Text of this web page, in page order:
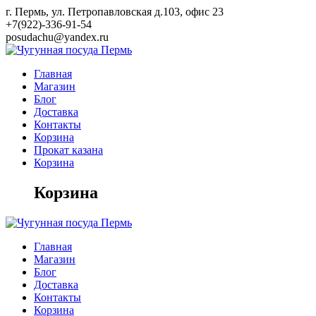
Skip
to
content
г. Пермь, ул. Петропавловская д.103, офис 23
+7(922)-336-91-54
posudachu@yandex.ru
Главная
Магазин
Блог
Доставка
Контакты
Корзина
Прокат казана
Корзина
Корзина
Главная
Магазин
Блог
Доставка
Контакты
Корзина